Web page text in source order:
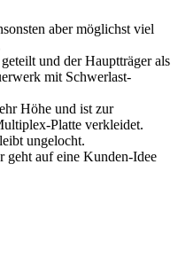
aber möglichst viel
und der Hauptträger als
mit Schwerlast-
Höhe und ist zur
Platte verkleidet.
ungelocht.
geht auf eine Kunden-Idee